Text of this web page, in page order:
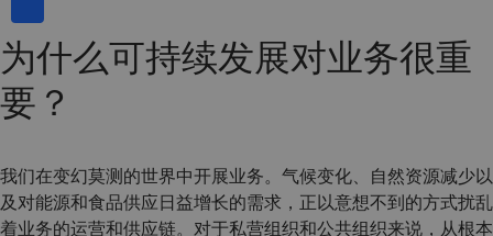
为什么可持续发展对业务很重
要？
我们在变幻莫测的世界中开展业务。气候变化、自然资源减少以
及对能源和食品供应日益增长的需求，正以意想不到的方式扰乱
着业务的运营和供应链。对于私营组织和公共组织来说，从根本